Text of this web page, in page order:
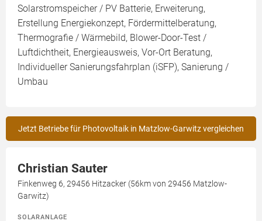
Solarstromspeicher / PV Batterie, Erweiterung,
Erstellung Energiekonzept, Fördermittelberatung,
Thermografie / Wärmebild, Blower-Door-Test /
Luftdichtheit, Energieausweis, Vor-Ort Beratung,
Individueller Sanierungsfahrplan (iSFP), Sanierung /
Umbau
Jetzt Betriebe für Photovoltaik in Matzlow-Garwitz vergleichen
Christian Sauter
Finkenweg 6, 29456 Hitzacker (56km von 29456 Matzlow-
Garwitz)
SOLARANLAGE